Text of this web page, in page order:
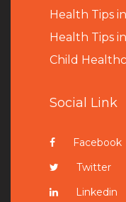
Health Tips
Health Tips
Child
Social Link
Facebook
Twitter
Linkedin